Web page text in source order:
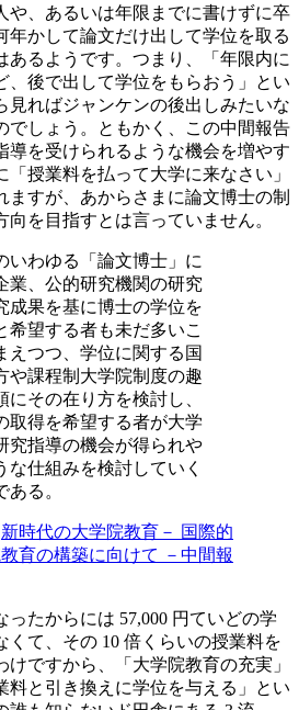
や、あるいは年限までに書けずに卒
年かして論文だけ出して学位を取る
あるようです。つまり、「年限内に
、後で出して学位をもらおう」とい
見ればジャンケンの後出しみたいな
でしょう。ともかく、この中間報告
導を受けられるような機会を増やす
「授業料を払って大学に来なさい」
ますが、あからさまに論文博士の制
を目指すとは言っていません。
いわゆる「論文博士」に
業、公的研究機関の研究
成果を基に博士の学位を
希望する者も未だ多いこ
えつつ、学位に関する国
や課程制大学院制度の趣
にその在り方を検討し、
取得を希望する者が大学
究指導の機会が得られや
な仕組みを検討していく
ある。
新時代の大学院教育－ 国際的
育の構築に向けて －中間報
ったからには 57,000 円ていどの学
くて、その 10 倍くらいの授業料を
ですから、「大学院教育の充実」
料と引き換えに学位を与える」とい